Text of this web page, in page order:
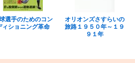
選手のためのコン
ィショニング革命
オリオンズさすらいの
旅路１９５０年～１９
９１年